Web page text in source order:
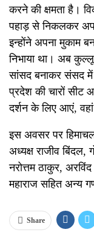
करने की क्षमता है।
पहाड़ से निकलकर
इन्होंने अपना मुकाम
निभाया था। अब कुल्लू
सांसद बनाकर संसद में
प्रदेश की चारों सीट
दर्शन के लिए आएं, वहां
इस अवसर पर
अध्यक्ष राजीव बिंदल,
नरोत्तम ठाकुर,
महाराज सहित अन्य
Share